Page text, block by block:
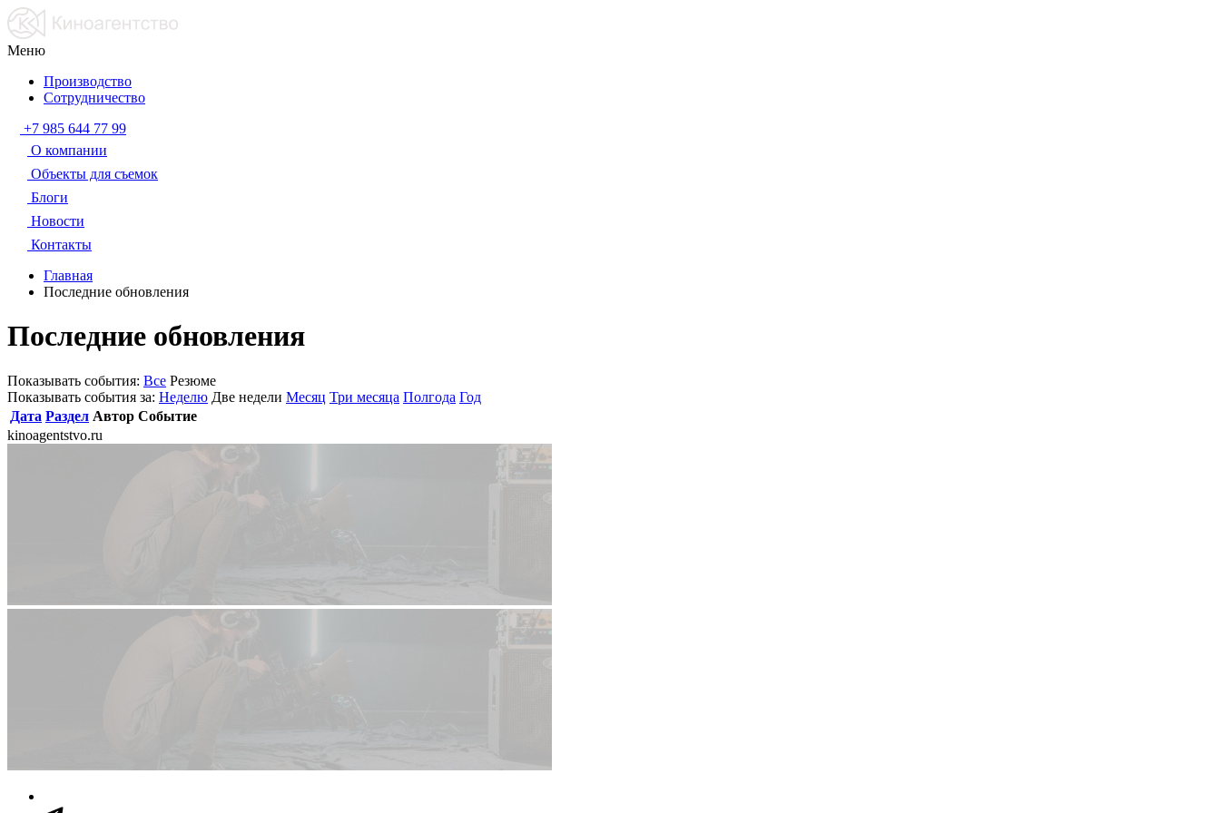
Меню
Производство
Сотрудничество
+7 985 644 77 99
О компании
Объекты для съемок
Блоги
Новости
Контакты
Главная
Последние обновления
Последние обновления
Показывать события: Все Резюме
Показывать события за: Неделю Две недели Месяц Три месяца Полгода Год
Дата Раздел Автор Событие
kinoagentstvo.ru